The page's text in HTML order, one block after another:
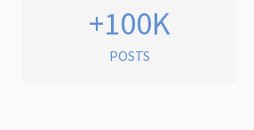
+100K
POSTS